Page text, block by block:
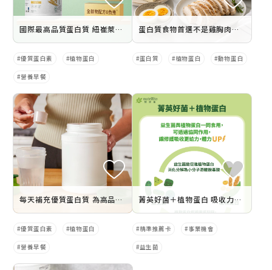
國際最高品質蛋白質 紐崔萊優質蛋白素
優質蛋白素 植物蛋白
營養早餐
蛋白質食物首選不是雞胸肉？原來大豆蛋白才是關鍵！10大高蛋白食物排行＋攝取量完整指南
蛋白質 植物蛋白 動物蛋白
每天補充優質蛋白質 為高品質生活打造健康基礎
優質蛋白素 植物蛋白
營養早餐
菁英好菌＋植物蛋白 吸收力UP
精準推薦卡 事業機會
益生菌